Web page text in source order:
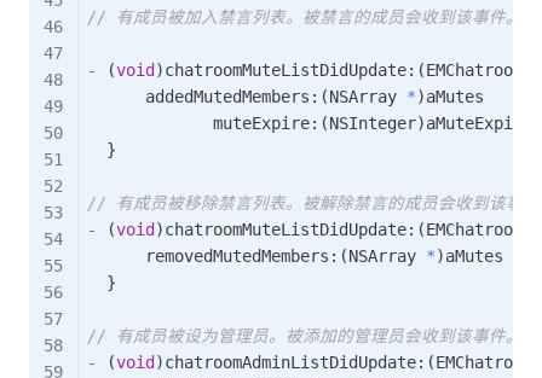
// 有成员被加入禁言列表。被禁言的成员会收到该事件。
- (void )chatroomMuteListDidUpdate: (EMChatroom
      addedMutedMembers
: (NSArray *)aMutes
             muteExpire
: (NSInteger)aMuteExpire
}
// 有成员被移除禁言列表。被解除禁言的成员会收到该事
-
(void )chatroomMuteListDidUpdate: (EMChatroom
      removedMutedMembers
: (NSArray *)aMutes
}
// 有成员被设为管理员。被添加的管理员会收到该事件。
-
(void )chatroomAdminListDidUpdate: (EMChatroom